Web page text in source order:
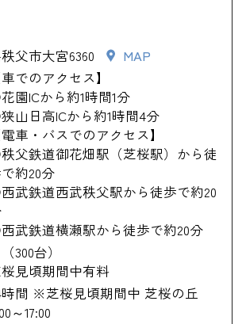
父市大宮6360
MAP
車でのアクセス】
園ICから約1時間1分
山日高ICから約1時間4分
電車・バスでのアクセス】
父鉄道御花畑駅（芝桜駅）から徒
約20分
武鉄道西武秩父駅から徒歩で約20
武鉄道横瀬駅から徒歩で約20分
300台）
見頃期間中有料
時間 ※芝桜見頃期間中 芝桜の丘
～17:00